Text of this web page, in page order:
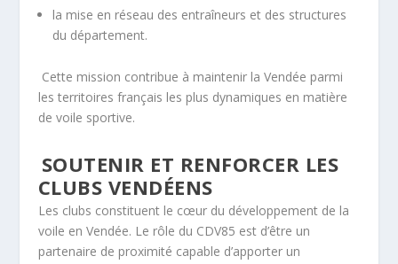
la mise en réseau des entraîneurs et des structures
du département.
Cette mission contribue à maintenir la Vendée parmi
les territoires français les plus dynamiques en matière
de voile sportive.
SOUTENIR ET RENFORCER LES
CLUBS VENDÉENS
Les clubs constituent le cœur du développement de la
voile en Vendée. Le rôle du CDV85 est d’être un
partenaire de proximité capable d’apporter un